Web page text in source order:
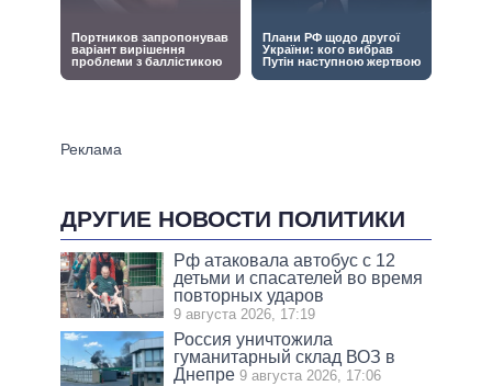
ДРУГИЕ НОВОСТИ ПОЛИТИКИ
Рф атаковала автобус с 12
детьми и спасателей во время
повторных ударов
9 августа 2026, 17:19
Россия уничтожила
гуманитарный склад ВОЗ в
Днепре 9 августа 2026, 17:06